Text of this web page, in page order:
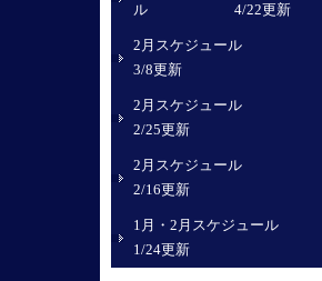
ル 4/22更新
2月スケジュール
3/8更新
2月スケジュール
2/25更新
2月スケジュール
2/16更新
1月・2月スケジュール
1/24更新